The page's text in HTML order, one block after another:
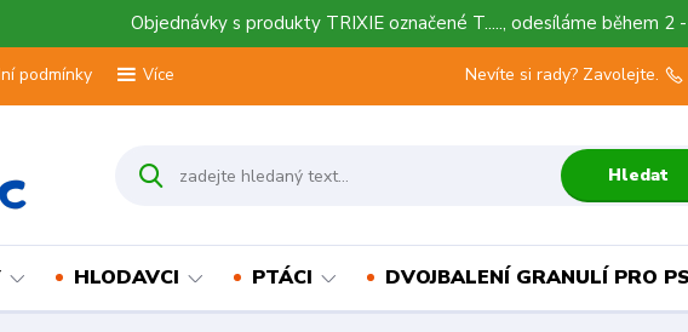
Objednávky s produkty TRIXIE označené T....., odesíláme během 2
podmínky Více
Hledat
Nevíte si rady? Zavolejte.
HLODAVCI PTÁCI DVOJBALENÍ GRANULÍ PRO